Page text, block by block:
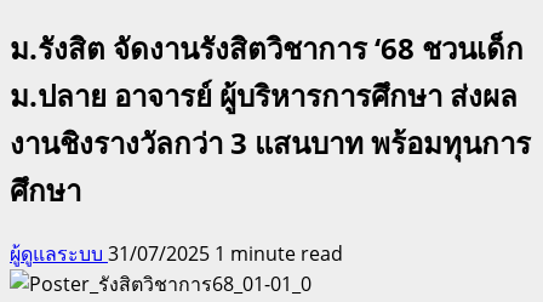
ม.รังสิต จัดงานรังสิตวิชาการ ‘68 ชวนเด็ก
ม.ปลาย อาจารย์ ผู้บริหารการศึกษา ส่งผล
งานชิงรางวัลกว่า 3 แสนบาท พร้อมทุนการ
ศึกษา
ผู้ดูแลระบบ 31/07/2025 1 minute read